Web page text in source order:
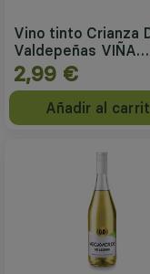
Vino tinto Crianza
Valdepeñas VIÑA
ALBALI 750ml
2,99 €
Añadir al